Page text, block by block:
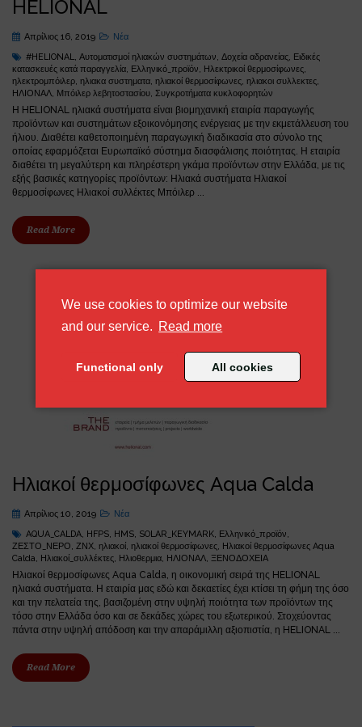
We use cookies to optimize our website
and our service. Read moreabout our cookie policy
Functional only All cookies
HELIONAL
Απρίλιος 16, 2019
Νέα
#HELIONAL, Αυτοματισμοί ηλιακών συστημάτων, Δοχεία αδρανείας, Ειδικές
κατασκευές κατά παραγγελία, Ελληνικό_προϊόν, Ηλεκτρικοί θερμοσίφωνες,
ηλεκτρομπόιλερ, ηλιακα συστηματα, ηλιακοί θερμοσίφωνες, ηλιακοι συλλεκτες,
ΗΛΙΟΝΑΛ, Μπόιλερ λεβητοστασίου, Συγκροτήματα κυκλοφορητών
Η HELIONAL ηλιακά συστήματα είναι βιομηχανική εταιρία παραγωγής
προϊόντων και συστημάτων εξοικονόμησης ενέργειας με την εκμετάλλευση του
ήλιου. Διαθέτει καθετοποιημένη παραγωγική διαδικασία στο σύνολο της
οποίας εφαρμόζεται Ευρωπαϊκό σύστημα διασφάλισης ποιότητας. Η εταιρία
διαθέτει τη μεγαλύτερη και πληρέστερη γκάμα προϊόντων στην Ελλάδα, με τις
εξής βασικές κατηγορίες προϊόντων: Ηλιακά συστήματα Ηλιακοί
θερμοσίφωνες Ηλιακοί συλλέκτες Μπόιλερ ...
Read More
Ηλιακοί θερμοσίφωνες Aqua Calda
Απρίλιος 10, 2019
Νέα
AQUA_CALDA, HFPS, HMS, SOLAR_KEYMARK, Ελληνικό_προϊόν,
ΖΕΣΤΟ_ΝΕΡΟ, ΖΝΧ, ηλιακοί, ηλιακοί θερμοσίφωνες, Ηλιακοί θερμοσίφωνες Aqua
Calda, Ηλιακοί_συλλέκτες, Ηλιοθερμια, ΗΛΙΟΝΑΛ, ΞΕΝΟΔΟΧΕΙΑ
Ηλιακοί θερμοσίφωνες Aqua Calda, η οικονομική σειρά της HELIONAL
ηλιακά συστήματα. Η εταιρία μας εδώ και δεκαετίες έχει κτίσει τη φήμη της όσο
και την πελατεία της, βασιζομένη στην υψηλή ποιότητα των προϊόντων της
τόσο στην Ελλάδα όσο και σε δεκάδες χώρες του εξωτερικού. Στοχεύοντας
πάντα στην υψηλή απόδοση και την απαράμιλλη αξιοπιστία, η HELIONAL ...
Read More